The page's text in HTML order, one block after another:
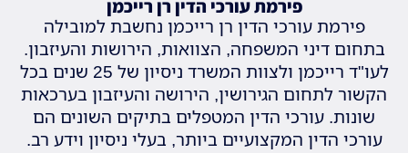
פירמת עורכי הדין רן רייכמן
פירמת עורכי הדין רן רייכמן נחשבת למובילה
בתחום דיני המשפחה, הצוואות, הירושות והעיזבון.
לעו"ד רייכמן ולצוות המשרד ניסיון של 25 שנים בכל
הקשור לתחום הגירושין, הירושה והעיזבון בערכאות
שונות. עורכי הדין המטפלים בתיקים השונים הם
עורכי הדין המקצועיים ביותר, בעלי ניסיון וידע רב.